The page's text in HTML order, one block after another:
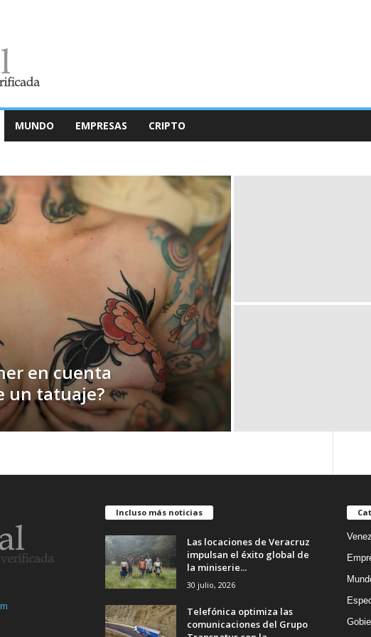
MUNDO EMPRESAS CRIPTO
en cuenta
un tatuaje?
Incluso más noticias
Las locaciones de Veracruz
impulsan el éxito global de
la miniserie...
30 julio, 2026
Telefónica optimiza las
comunicaciones del Grupo